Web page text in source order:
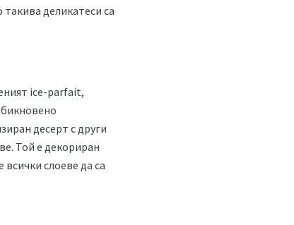
деликатеси са
ice-parfait,
десерт с други
Той е декориран
слоеве да са